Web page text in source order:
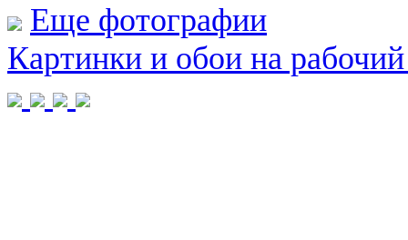
Еще фотографии
Картинки и обои на